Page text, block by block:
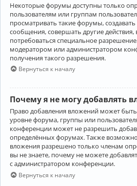
Некоторые форумы доступны только
пользователям или группам
просматривать такие форумы,
сообщения, совершать другие
потребоваться специальное
модератором или администратором
получения такого разрешения.
Вернуться к началу
Почему я не могу добавлять
Право добавления вложений может
уровне форума, группы или
конференции может не разрешить
определённых форумах. Также
вложения разрешено только членам
вы не знаете, почему не можете
с администратором конференции.
Вернуться к началу